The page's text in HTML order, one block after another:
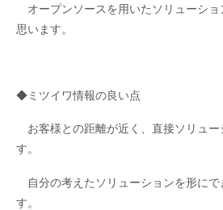
オープンソースを用いたソリューショ
思います。
◆ミツイワ情報の良い点
お客様との距離が近く、直接ソリュー
す。
自分の考えたソリューションを形にで
す。